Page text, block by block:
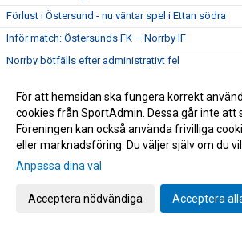
Förlust i Östersund - nu väntar spel i Ettan södra
Inför match: Östersunds FK – Norrby IF
Norrby bötfälls efter administrativt fel
Norrby tog tre viktiga poäng hemma mot Öster
Inför match: Norrby IF – Östers IF
Nära Norrby S02E08: "Tror inte han har så fina
TV: Presskonferens efter J-Södra – Norrby
Norrby föll efter sent avgörande
För att hemsidan ska fungera korrekt
cookies från SportAdmin. Dessa går inte att
Föreningen kan också använda frivilliga
eller marknadsföring. Du väljer själv om du
Anpassa dina val
Acceptera nödvändiga Acceptera